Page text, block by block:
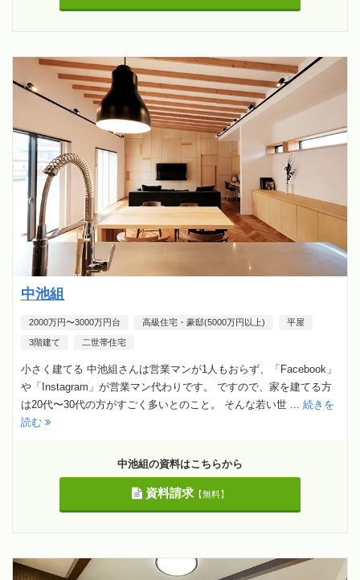
中池組
2000万円〜3000万円台 高級住宅・豪邸(5000万円以上) 平屋
3階建て 二世帯住宅
小さく建てる 中池組さんは営業マンが1人もおらず、「Facebook」
や「Instagram」が営業マン代わりです。 ですので、家を建てる方
は20代〜30代の方がすごく多いとのこと。 そんな若い世 ... 続きを
読む
中池組の資料はこちらから
資料請求【無料】